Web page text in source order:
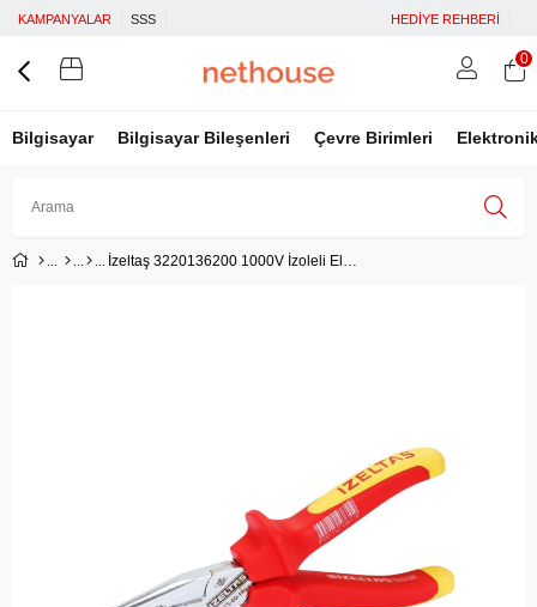
KAMPANYALAR SSS HEDİYE REHBERİ
Bilgisayar Bilgisayar Bileşenleri Çevre Birimleri
Üye Girişi
0
İzeltaş 3220136200 1000V İzoleli Elektrikçi Kargaburun Düz Uçlu 200 mm